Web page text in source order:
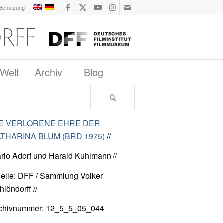
Archiv Blog
VERLORENE EHRE DER
BLUM (BRD 1975) //
Adorf und Harald Kuhlmann //
DFF / Sammlung Volker
//
12_5_5_05_044